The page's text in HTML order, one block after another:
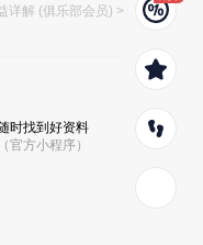
详解 (俱乐部会员) >
时找到好资料
（官方小程序）